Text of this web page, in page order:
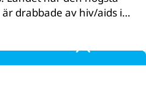
drabbade av hiv/aids i
2015 reste sångerskan
där hon träffade
och som har en son på